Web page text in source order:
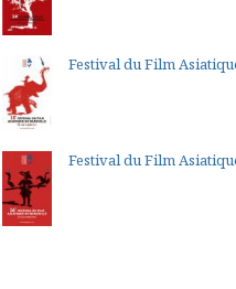
Festival du Film
Festival du Film